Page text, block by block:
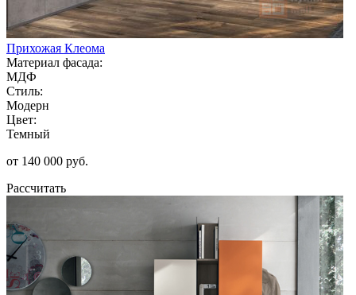
Прихожая Клеома
Материал фасада:
МДФ
Стиль:
Модерн
Цвет:
Темный
от 140 000 руб.
Рассчитать